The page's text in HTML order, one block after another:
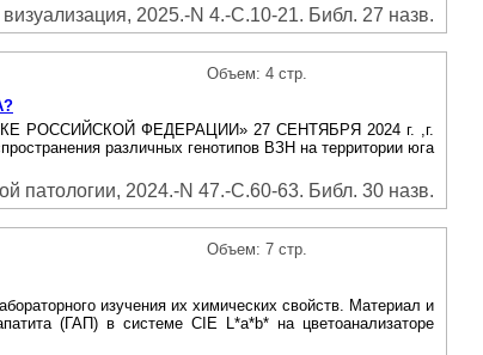
2025.-N 4.-С.10-21. Библ. 27 назв.
Объем: 4 стр.
ФЕДЕРАЦИИ» 27 СЕНТЯБРЯ 2024 г. ,г.
различных генотипов ВЗН на территории юга
патологии, 2024.-N 47.-С.60-63. Библ. 30 назв.
Объем: 7 стр.
изучения их химических свойств. Материал и
(ГАП) в системе CIE L*a*b* на цветоанализаторе